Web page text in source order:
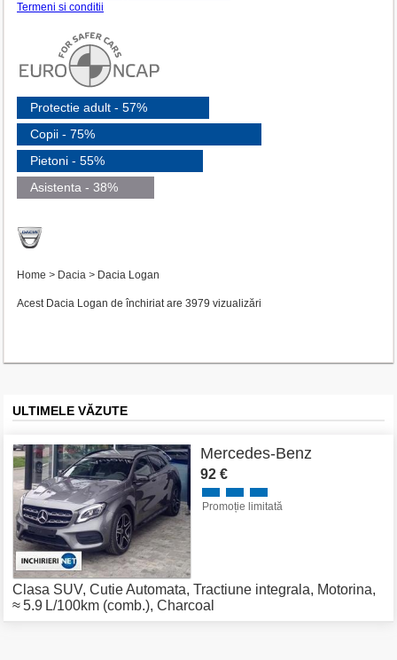
Termeni si conditii
Protectie adult - 57%
Copii - 75%
Pietoni - 55%
Asistenta - 38%
Home > Dacia > Dacia Logan
Acest Dacia Logan de închiriat are 3979 vizualizări
ULTIMELE VĂZUTE
Mercedes-Benz
92 €
Promoție limitată
Clasa SUV, Cutie Automata, Tractiune integrala, Motorina,
≈ 5.9 L/100km (comb.), Charcoal